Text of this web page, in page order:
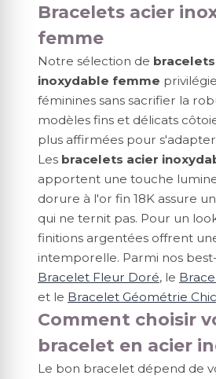
Bracelets acier
femme
Notre sélection de
inoxydable femme
féminines sans sacrifier la
modèles fins et délicats
plus affirmées pour s'adapter
Les bracelets acier
apportent une touche
dorure à l'or fin 18K assure
qui ne ternit pas. Pour un
finitions argentées offrent
intemporelle. Parmi nos
Bracelet Fleur Doré, le
et le Bracelet Géométrie Chic
Comment choisir
bracelet en acier
Le bon bracelet dépend de